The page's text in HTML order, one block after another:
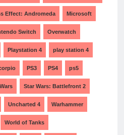
Effect: Andromeda Microsoft
Switch Overwatch
Playstation 4 play station 4
PS3 PS4 ps5
Star Wars: Battlefront 2
Uncharted 4 Warhammer
World of Tanks